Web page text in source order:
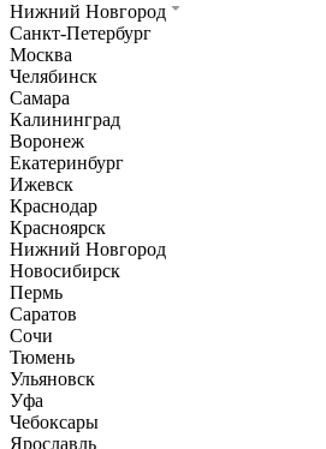
Нижний Новгород
Санкт-Петербург
Москва
Челябинск
Самара
Калининград
Воронеж
Екатеринбург
Ижевск
Краснодар
Красноярск
Нижний Новгород
Новосибирск
Пермь
Саратов
Сочи
Тюмень
Ульяновск
Уфа
Чебоксары
Ярославль